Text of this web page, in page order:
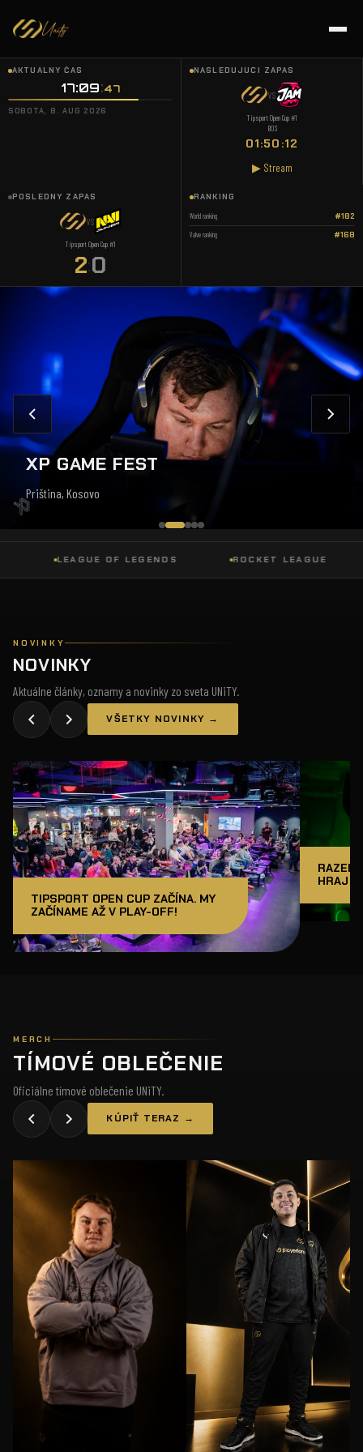
AKTUÁLNY ČAS
17:09 48
SOBOTA, 8. AUG 2026
NASLEDUJÚCI ZÁPAS
VS
Tipsport Open Cup #1
BO3
01:50:11
▶ Stream
POSLEDNÝ ZÁPAS
VS
Tipsport Open Cup #1
2:0
RANKING
World ranking #182
Valve ranking #168
XP GAME FEST
Priština, Kosovo
LEAGUE OF LEGENDS ROCKET LEAGUE
NOVINKY
NOVINKY
Aktuálne články, oznamy a novinky zo sveta UNiTY.
VŠETKY NOVINKY →
TIPSPORT OPEN CUP ZAČÍNA. MY
ZAČÍNAME AŽ V PLAY-OFF!
RAZER
HRAJ
MERCH
TÍMOVÉ OBLEČENIE
Oficiálne tímové oblečenie UNiTY.
KÚPIŤ TERAZ →